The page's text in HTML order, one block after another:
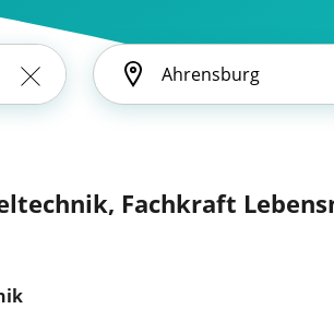
Fachkraft